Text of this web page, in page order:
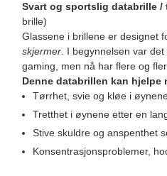
Svart og sportslig databrille /
brille)
Glassene i brillene er designet
skjermer. I begynnelsen var
gaming, men nå har flere og
Denne databrillen kan hjelpe
Tørrhet, svie og kløe i
Tretthet i øynene etter en
Stive skuldre og anspenthet
Konsentrasjonsproblemer,